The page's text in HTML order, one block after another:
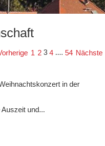
1 2 3 4 .... 54 Nächste
in der
und...